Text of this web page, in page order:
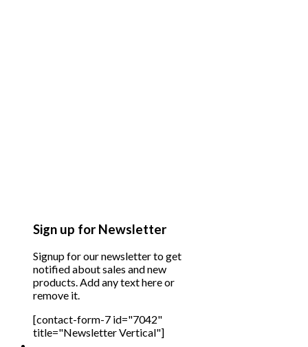
Sign up for Newsletter
Signup for our newsletter to get
notified about sales and new
products. Add any text here or
remove it.
[contact-form-7 id="7042"
title="Newsletter Vertical"]